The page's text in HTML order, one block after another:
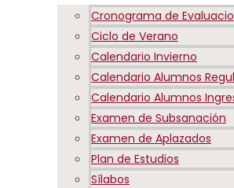
Cronograma de
Ciclo de Verano
Calendario Invierno
Calendario Alumnos
Calendario Alumnos
Examen de Subsanación
Examen de Aplazados
Plan de Estudios
Sílabos